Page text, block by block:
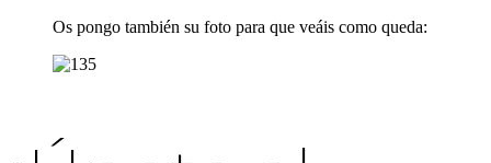
Os pongo también su foto para que veáis como queda: